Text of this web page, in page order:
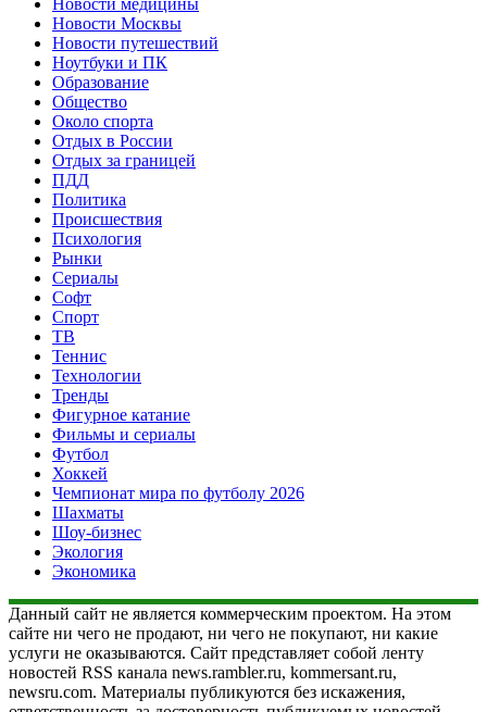
Новости Москвы
Новости путешествий
Ноутбуки и ПК
Образование
Общество
Около спорта
Отдых в России
Отдых за границей
ПДД
Политика
Происшествия
Психология
Рынки
Сериалы
Софт
Спорт
ТВ
Теннис
Технологии
Тренды
Фигурное катание
Фильмы и сериалы
Футбол
Хоккей
Чемпионат мира по футболу 2026
Шахматы
Шоу-бизнес
Экология
Экономика
Данный сайт не является коммерческим проектом. На этом
сайте ни чего не продают, ни чего не покупают, ни какие
услуги не оказываются. Сайт представляет собой ленту
новостей RSS канала news.rambler.ru, kommersant.ru,
newsru.com. Материалы публикуются без искажения,